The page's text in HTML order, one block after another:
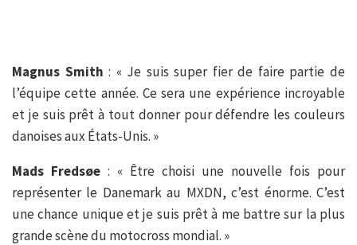
Magnus Smith : « Je suis super fier de faire partie de
l’équipe cette année. Ce sera une expérience incroyable
et je suis prêt à tout donner pour défendre les couleurs
danoises aux États-Unis. »
Mads Fredsøe : « Être choisi une nouvelle fois pour
représenter le Danemark au MXDN, c’est énorme. C’est
une chance unique et je suis prêt à me battre sur la plus
grande scène du motocross mondial. »